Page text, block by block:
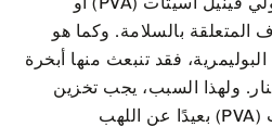
المتعلقة بالسلامة. وكما هو
فقد تنبعث منها أبخرة
ولهذا السبب، يجب تخزين
ألياف البولي فينيل أسيتات (PVA) بعيدًا عن اللهب